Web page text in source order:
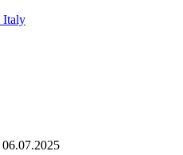
06.07.2025